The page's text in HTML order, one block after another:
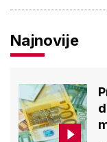
Najnovije